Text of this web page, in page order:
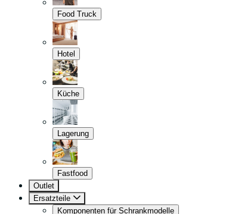
Food Truck
Hotel
Küche
Lagerung
Fastfood
Outlet
Ersatzteile
Komponenten für Schrankmodelle